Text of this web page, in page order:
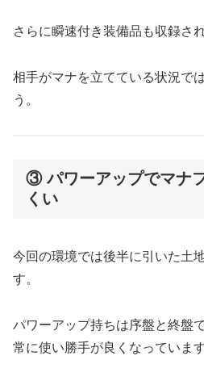
さらに瞬速付き装備品も収録さ
相手がマナを立てている状況で
う。
③ パワーアップでマナ
くい
今回の環境では後半に引いた土
す。
パワーアップ持ちは序盤と終盤
常に使い勝手が良くなっています